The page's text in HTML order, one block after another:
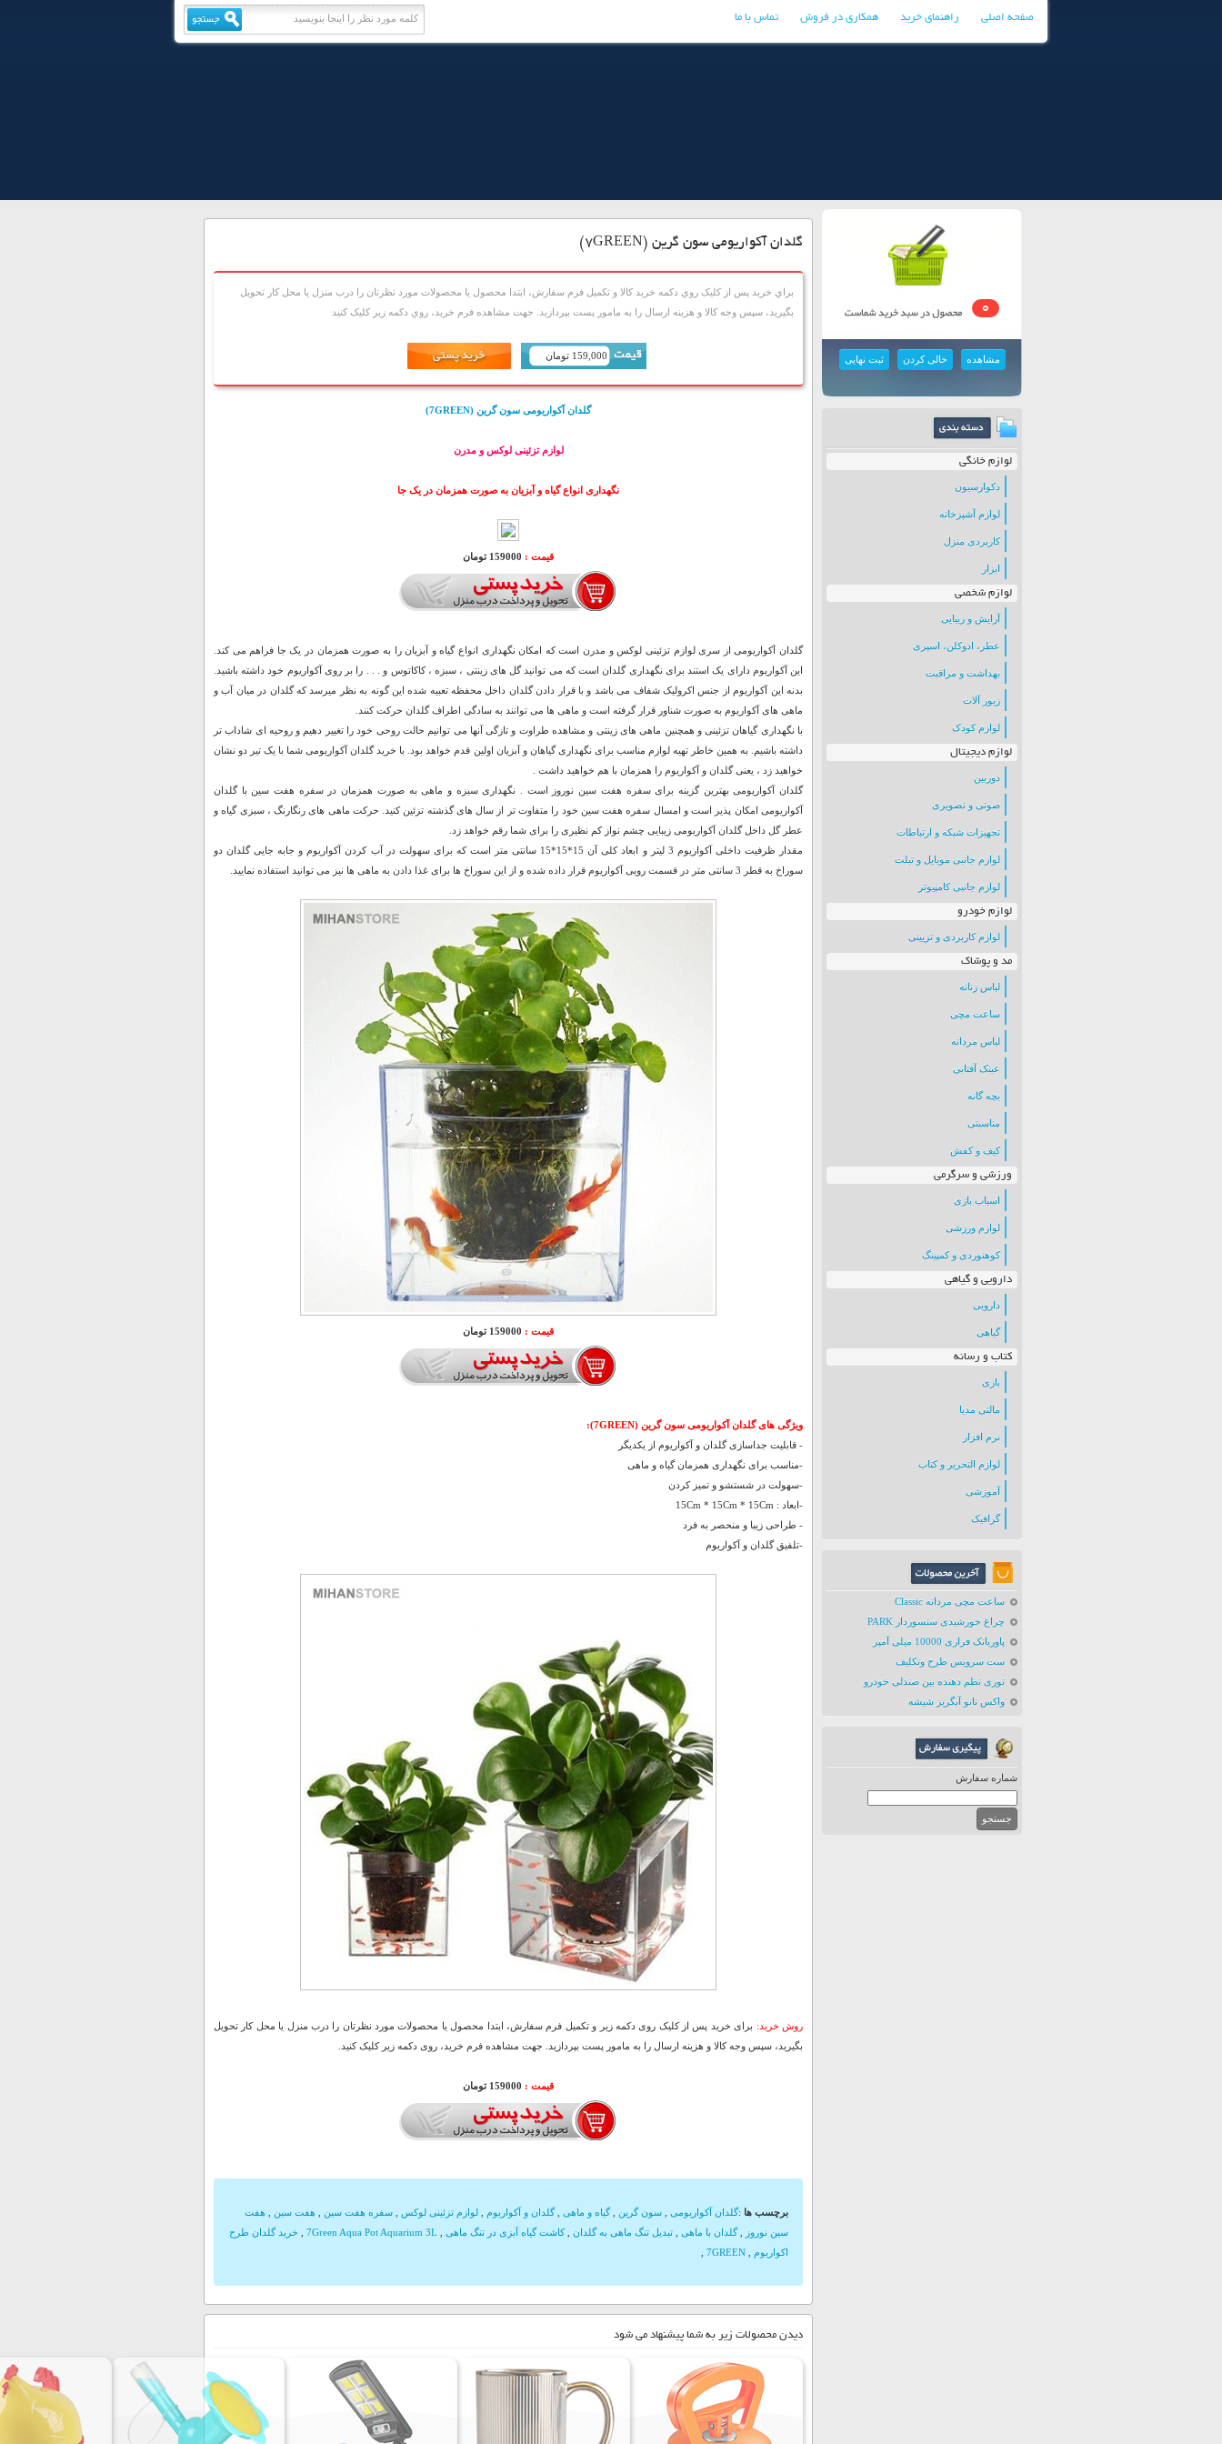
صفحه اصلی راهنمای خرید همکاری در فروش تماس با ما
0
مشاهده خالی کردن ثبت نهایی
لوازم خانگی
دکوارسیون
لوازم آشپزخانه
کاربردی منزل
ابزار
لوازم شخصی
آرایش و زیبایی
عطر، ادوکلن، اسپری
بهداشت و مراقبت
زیور آلات
لوازم کودک
لوازم دیجیتال
دوربین
صوتی و تصویری
تجهیزات شبکه و ارتباطات
لوازم جانبی موبایل و تبلت
لوازم جانبی کامپیوتر
لوازم خودرو
لوازم کاربردی و تزیینی
مد و پوشاک
لباس زنانه
ساعت مچی
لباس مردانه
عینک آفتابی
بچه گانه
مناسبتی
کیف و کفش
ورزشی و سرگرمی
اسباب بازی
لوازم ورزشی
کوهنوردی و کمپینگ
دارویی و گیاهی
دارویی
گیاهی
کتاب و رسانه
بازی
مالتی مدیا
نرم افزار
لوازم التحریر و کتاب
آموزشی
گرافیک
ساعت مچی مردانه Classic
چراغ خورشیدی سنسوردار PARK
پاوربانک فراری 10000 میلی آمپر
ست سرویس طرح ونکلیف
توری نظم دهنده بین صندلی خودرو
واکس نانو آبگریز شیشه
شماره سفارش
گلدان آکواریومی سون گرین (7GREEN)
براي خريد پس از کليک روي دکمه خريد کالا و تکميل فرم سفارش، ابتدا محصول يا محصولات مورد نظرتان را درب منزل يا محل کار تحويل
بگيريد، سپس وجه کالا و هزينه ارسال را به مامور پست بپردازيد. جهت مشاهده فرم خريد، روي دکمه زير کليک کنيد
159,000 تومان
گلدان آکواریومی سون گرین (7GREEN)
لوازم تزئینی لوکس و مدرن
نگهداری انواع گیاه و آبزیان به صورت همزمان در یک جا
قیمت : 159000 تومان
گلدان آکواریومی از سری لوازم تزئینی لوکس و مدرن است که امکان نگهداری انواع گیاه و آبزیان را به صورت همزمان در یک جا فراهم می کند.
این آکواریوم دارای یک استند برای نگهداری گلدان است که می توانید گل های زینتی ، سبزه ، کاکاتوس و . . . را بر روی آکواریوم خود داشته باشید.
بدنه این آکواریوم از جنس اکرولیک شفاف می باشد و با قرار دادن گلدان داخل محفظه تعبیه شده این گونه به نظر میرسد که گلدان در میان آب و
ماهی های آکواریوم به صورت شناور قرار گرفته است و ماهی ها می توانند به سادگی اطراف گلدان حرکت کنند.
با نگهداری گیاهان تزئینی و همچنین ماهی های زینتی و مشاهده طراوت و تازگی آنها می توانیم حالت روحی خود را تغییر دهیم و روحیه ای شاداب تر
داشته باشیم. به همین خاطر تهیه لوازم مناسب برای نگهداری گیاهان و آبزیان اولین قدم خواهد بود. با خرید گلدان آکواریومی شما با یک تیر دو نشان
خواهید زد ، یعنی گلدان و آکواریوم را همزمان با هم خواهید داشت .
گلدان آکواریومی بهترین گزینه برای سفره هفت سین نوروز است . نگهداری سبزه و ماهی به صورت همزمان در سفره هفت سین با گلدان
آکواریومی امکان پذیر است و امسال سفره هفت سین خود را متفاوت تر از سال های گذشته تزئین کنید. حرکت ماهی های رنگارنگ ، سبزی گیاه و
عطر گل داخل گلدان آکواریومی زیبایی چشم نواز کم نظیری را برای شما رقم خواهد زد.
مقدار ظرفیت داخلی آکواریوم 3 لیتر و ابعاد کلی آن 15*15*15 سانتی متر است که برای سهولت در آب کردن آکواریوم و جابه جایی گلدان دو
سوراخ به قطر 3 سانتی متر در قسمت رویی آکواریوم قرار داده شده و از این سوراخ ها برای غذا دادن به ماهی ها نیز می توانید استفاده نمایید.
قیمت : 159000 تومان
ویژگی های گلدان آکواریومی سون گرین (7GREEN):
- قابلیت جداسازی گلدان و آکواریوم از یکدیگر
-مناسب برای نگهداری همزمان گیاه و ماهی
-سهولت در شستشو و تمیز کردن
-ابعاد : 15Cm * 15Cm * 15Cm
- طراحی زیبا و منحصر به فرد
-تلفیق گلدان و آکواریوم
روش خرید: برای خرید پس از کلیک روی دکمه زیر و تکمیل فرم سفارش، ابتدا محصول یا محصولات مورد نظرتان را درب منزل یا محل کار تحویل
بگیرید، سپس وجه کالا و هزینه ارسال را به مامور پست بپردازید. جهت مشاهده فرم خرید، روی دکمه زیر کلیک کنید.
قیمت : 159000 تومان
برچسب ها :گلدان آکواریومی سون گرین ,گیاه و ماهی ,گلدان و آکواریوم لوازم تزئینی لوکس سفره هفت سین هفت سین
هفت
سین نوروز
,گلدان با ماهی تبدیل تنگ ماهی به گلدان ,کاشت گیاه آبزی در تنگ ماهی 7Green Aqua Pot Aquarium 3L
خرید گلدان طرح
اکواریوم
7GREEN
دیدن محصولات زیر به شما پیشنهاد می شود